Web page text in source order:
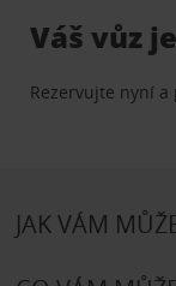
Váš vůz
Rezervujte nyní a
JAK VÁM